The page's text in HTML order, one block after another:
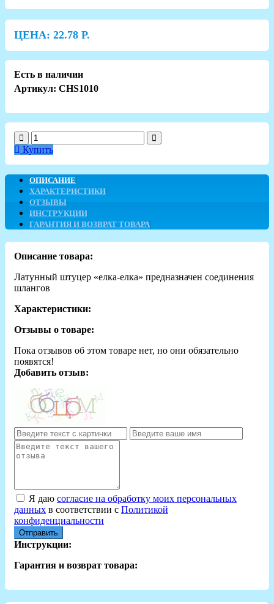
ЦЕНА: 22.78 Р.
Есть в наличии
Артикул: CHS1010
Купить
ОПИСАНИЕ
ХАРАКТЕРИСТИКИ
ОТЗЫВЫ
ИНСТРУКЦИИ
ГАРАНТИЯ И ВОЗВРАТ ТОВАРА
Описание товара:
Латунный штуцер «елка-елка» предназначен соединения
шлангов
Характеристики:
Отзывы о товаре:
Пока отзывов об этом товаре нет, но они обязательно
появятся!
Добавить отзыв:
Я даю согласие на обработку моих персональных
данных в соответствии с Политикой
конфиденциальности
Отправить
Инструкции:
Гарантия и возврат товара: